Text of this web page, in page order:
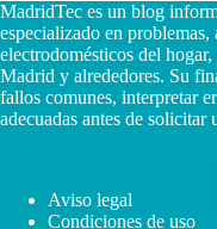
MadridTec es un blog
especializado en
electrodomésticos del
Madrid y alrededores. Su
fallos comunes, interpretar
adecuadas antes de solicitar
Aviso legal
Condiciones de uso